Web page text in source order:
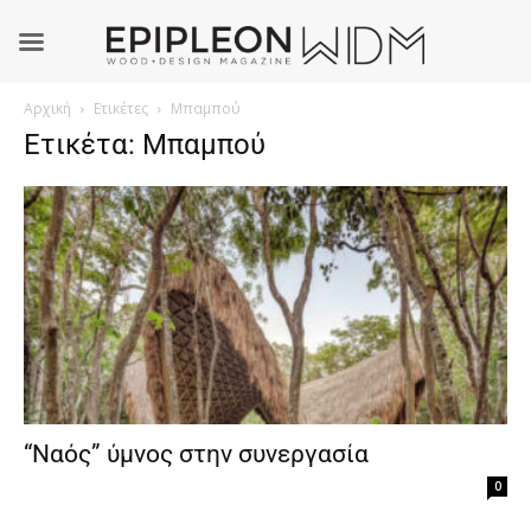
Αρχική Ετικέτες Μπαμπού
Ετικέτα: Μπαμπού
“Ναός” ύμνος στην συνεργασία
0